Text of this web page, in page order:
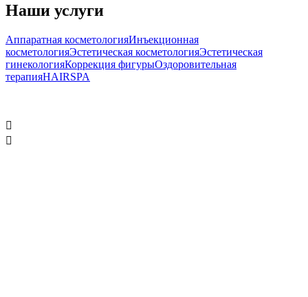
Наши услуги
Аппаратная косметологияИнъекционная
косметологияЭстетическая косметологияЭстетическая
гинекологияКоррекция фигурыОздоровительная
терапияHAIRSPA

